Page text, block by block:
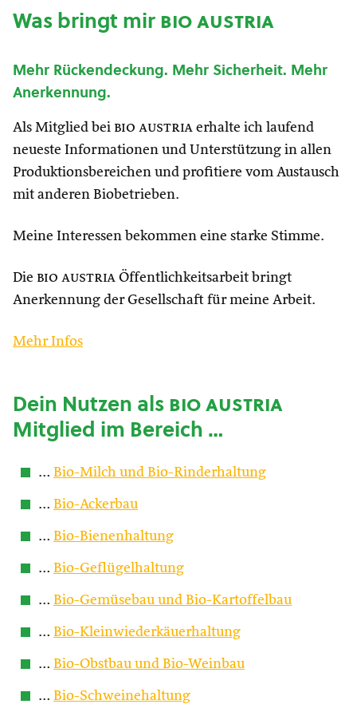
Was bringt mirbio austria
Mehr Rückendeckung. Mehr Sicherheit. Mehr
Anerkennung.
Als Mitglied bei bio austria erhalte ich laufend
neueste Informationen und Unterstützung in allen
Produktionsbereichen und profitiere vom Austausch
mit anderen Biobetrieben.
Meine Interessen bekommen eine starke Stimme.
Die bio austria Öffentlichkeitsarbeit bringt
Anerkennung der Gesellschaft für meine Arbeit.
Mehr Infos
Dein Nutzen alsbio austria
Mitglied im Bereich …
… Bio-Milch und Bio-Rinderhaltung
… Bio-Ackerbau
… Bio-Bienenhaltung
… Bio-Geflügelhaltung
… Bio-Gemüsebau und Bio-Kartoffelbau
… Bio-Kleinwiederkäuerhaltung
… Bio-Obstbau und Bio-Weinbau
… Bio-Schweinehaltung